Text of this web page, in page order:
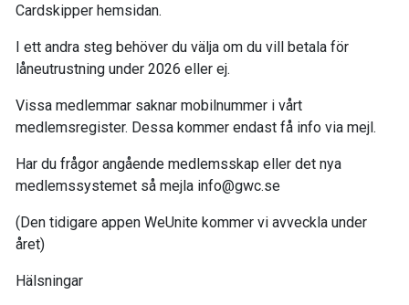
Cardskipper hemsidan.
I ett andra steg behöver du välja om du vill betala för
låneutrustning under 2026 eller ej.
Vissa medlemmar saknar mobilnummer i vårt
medlemsregister. Dessa kommer endast få info via mejl.
Har du frågor angående medlemsskap eller det nya
medlemssystemet så mejla info@gwc.se
(Den tidigare appen WeUnite kommer vi avveckla under
året)
Hälsningar